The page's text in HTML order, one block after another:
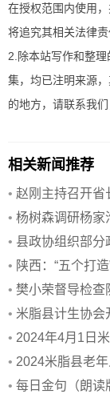
在授权范围内使用，
将追究其相关法律责
2.除本站写作和整
集，均已注明来源
的地方，请联系我
相关新闻推荐
• 赵刚主持召开省
• 杨树森调研杨家
• 县政协组织部分
• 陕西：“五个打
• 樊小荣督导检查
• 米脂县计生协会
• 2024年4月1日
• 2024米脂县老
• 每日金句（朗读